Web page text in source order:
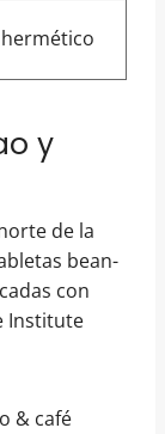
y
de la
bean-
con
Institute
& café